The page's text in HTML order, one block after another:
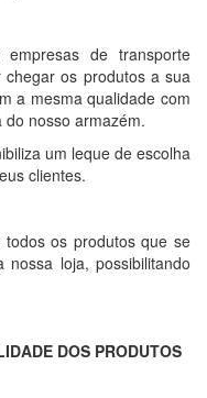
de transporte
os produtos a sua
a mesma qualidade com
nosso armazém.
um leque de escolha
clientes.
os produtos que se
loja, possibilitando
DOS PRODUTOS